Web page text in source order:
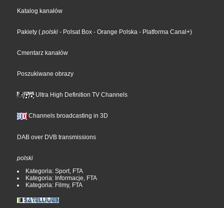
Katalog kanałów
Pakiety ( polski - Polsat Box - Orange Polska - Platforma Canal+)
Cmentarz kanałów
Poszukiwane obrazy
Ultra High Definition TV Channels
Channels broadcasting in 3D
DAB over DVB transmissions
polski
Kategoria: Sport, FTA
Kategoria: Informacje, FTA
Kategoria: Filmy, FTA